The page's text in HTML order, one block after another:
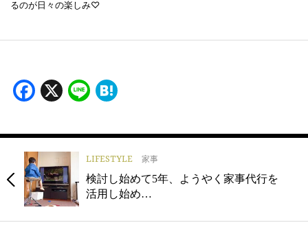
るのが日々の楽しみ♡
Facebook
X Line
LIFESTYLE 家事
検討し始めて5年、ようやく家事代行を
活用し始め…